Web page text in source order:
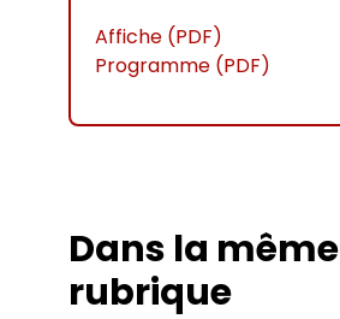
Affiche (PDF)
Programme (PDF)
Dans la même
rubrique